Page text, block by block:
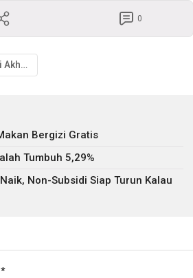
0
Wamendagri Akhmad Wiyagus
Bergizi Gratis
Tumbuh 5,29%
Non-Subsidi Siap Turun Kalau
*